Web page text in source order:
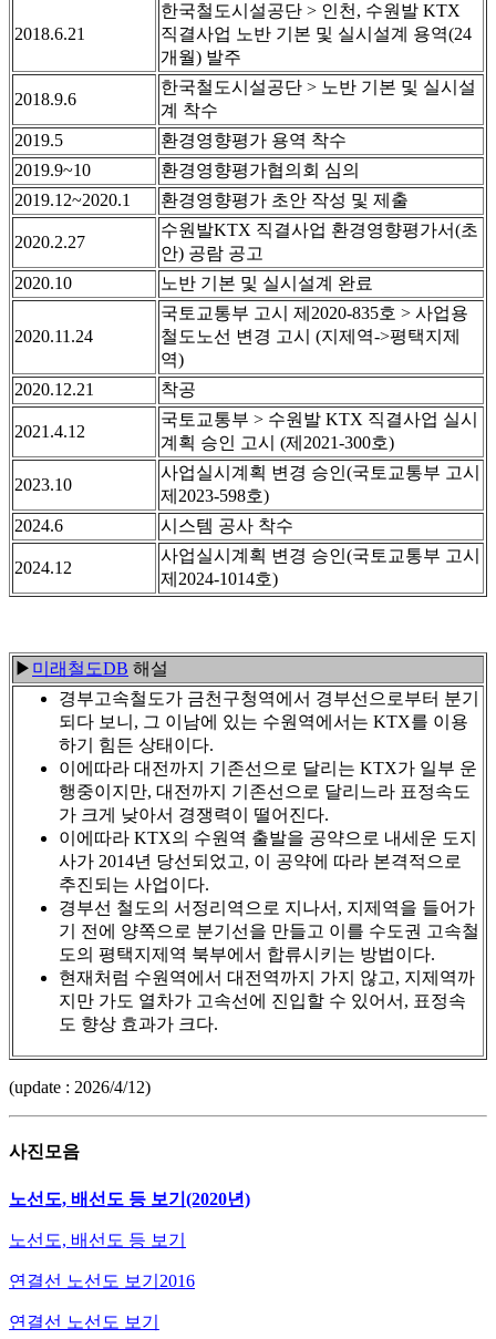
2018.6.21
한국철도시설공단 > 인천, 수원발 KTX
직결사업 노반 기본 및 실시설계 용역(24
개월) 발주
2018.9.6
한국철도시설공단 > 노반 기본 및 실시설
계 착수
2019.5
환경영향평가 용역 착수
2019.9~10
환경영향평가협의회 심의
2019.12~2020.1
환경영향평가 초안 작성 및 제출
2020.2.27
수원발KTX 직결사업 환경영향평가서(초
안) 공람 공고
2020.10
노반 기본 및 실시설계 완료
2020.11.24
국토교통부 고시 제2020-835호 > 사업용
철도노선 변경 고시 (지제역->평택지제
역)
2020.12.21
착공
2021.4.12
국토교통부 > 수원발 KTX 직결사업 실시
계획 승인 고시 (제2021-300호)
2023.10
사업실시계획 변경 승인(국토교통부 고시
제2023-598호)
2024.6
시스템 공사 착수
2024.12
사업실시계획 변경 승인(국토교통부 고시
제2024-1014호)
▶ 미래철도DB 해설
경부고속철도가 금천구청역에서 경부선으로부터 분기
되다 보니, 그 이남에 있는 수원역에서는 KTX를 이용
하기 힘든 상태이다.
이에따라 대전까지 기존선으로 달리는 KTX가 일부 운
행중이지만, 대전까지 기존선으로 달리느라 표정속도
가 크게 낮아서 경쟁력이 떨어진다.
이에따라 KTX의 수원역 출발을 공약으로 내세운 도지
사가 2014년 당선되었고, 이 공약에 따라 본격적으로
추진되는 사업이다.
경부선 철도의 서정리역으로 지나서, 지제역을 들어가
기 전에 양쪽으로 분기선을 만들고 이를 수도권 고속철
도의 평택지제역 북부에서 합류시키는 방법이다.
현재처럼 수원역에서 대전역까지 가지 않고, 지제역까
지만 가도 열차가 고속선에 진입할 수 있어서, 표정속
도 향상 효과가 크다.
(update : 2026/4/12)
사진모음
노선도, 배선도 등 보기(2020년)
노선도, 배선도 등 보기
연결선 노선도 보기2016
연결선 노선도 보기